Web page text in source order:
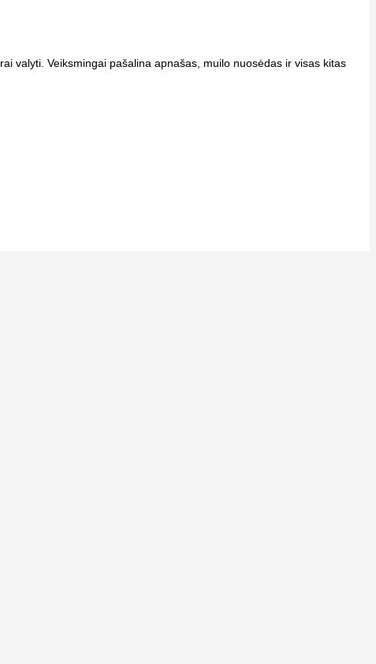
valyti. Veiksmingai pašalina apnašas, muilo nuosėdas ir visas kitas